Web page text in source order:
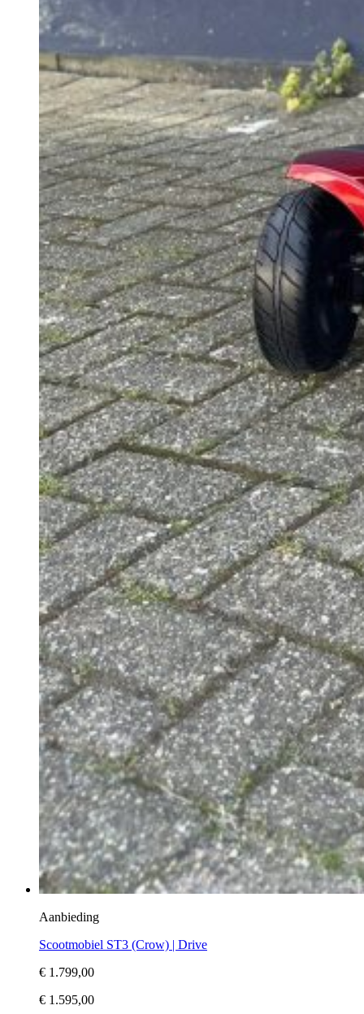
Aanbieding
Scootmobiel ST3 (Crow) | Drive
€ 1.799,00
€ 1.595,00